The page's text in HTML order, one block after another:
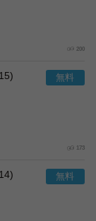
200
173